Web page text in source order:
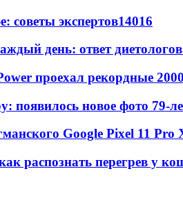
советы экспертов14016
день: ответ диетологов
проехал рекордные
появилось новое фото 79-
Google Pixel 11 Pro
распознать перегрев у